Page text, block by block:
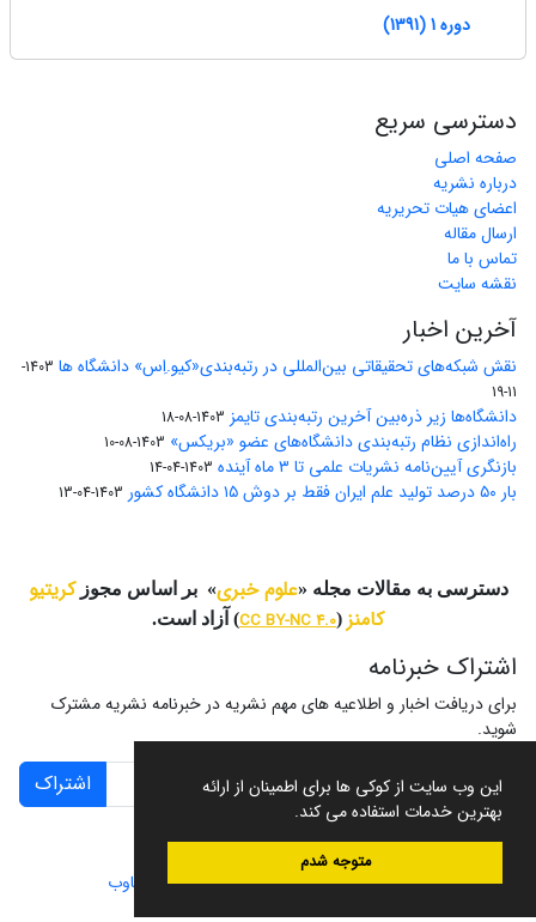
این وب سایت از کوکی ها برای اطمینان از ارائه
بهترین خدمات استفاده می کند.
متوجه شدم
دوره 1 (1391)
دسترسی سریع
صفحه اصلی
درباره نشریه
اعضای هیات تحریریه
ارسال مقاله
تماس با ما
نقشه سایت
آخرین اخبار
نقش شبکه‌های تحقیقاتی بین‌المللی در رتبه‌بندی«کیو.اِس» دانشگاه ها
1403-
11-19
دانشگاه‌ها زیر ذره‌بین آخرین رتبه‌بندی تایمز 1403-08-18
راه‌اندازی نظام رتبه‌بندی دانشگاه‌‌های عضو «بریکس» 1403-08-10
بازنگری آیین‌نامه نشریات علمی تا ۳ ماه آینده 1403-04-14
بار ۵۰ درصد تولید علم ایران فقط بر دوش ۱۵ دانشگاه کشور 1403-04-13
دسترسی به مقالات مجله «علوم خبری» بر اساس مجوزکریتیو
کامنز (
CC BY-NC 4.0) آزاد است.
اشتراک خبرنامه
برای دریافت اخبار و اطلاعیه های مهم نشریه در خبرنامه نشریه مشترک
شوید.
اشتراک
سامانه مدیریت نشریات علمی.طراحی و پیاده سازی از سیناوب